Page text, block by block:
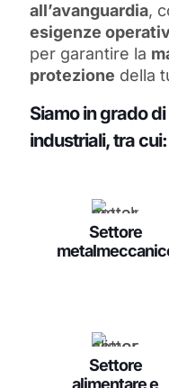
all’avanguardia,
esigenze
per garantire la
protezione della
Siamo in grado
industriali, tra cui:
Settore
Settore
alimentare e